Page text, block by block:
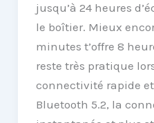
jusqu’à 24 heures
le boîtier. Mieux
minutes t’offre 8
reste très pratique
connectivité rapide
Bluetooth 5.2, la